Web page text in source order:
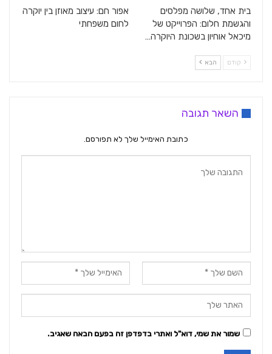
בית אחד, שלושה מפלסים
והגשמת חלום: הפרוייקט של
מיכאל אוחיון בשכונת היוקרה…
אפור חם: עיצוב מאוזן בין יוקרה
לחום משפחתי
קודם הבא
השאר תגובה
כתובת האימייל שלך לא תפורסם.
שמור את שמי, דוא"ל ואתרי בדפדפן זה בפעם הבאה שאגיב.